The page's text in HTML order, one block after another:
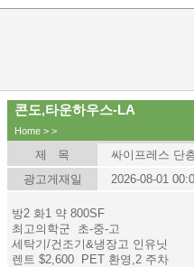
콘도,타운하우스-LA
Home > >
제 목
싸이프레스 단
광고게재일
2026-08-01
방2 화1 약 800SF
최고의학군 초-중-고
세탁기/건조기&냉장고 인유닛
렌트 $2,600 PET 환영,2 주차